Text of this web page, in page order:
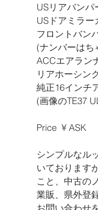
USリアバンパ
USドアミラー
フロントバン
(ナンバーはち
ACCエアラン
リアホーシン
純正16インチ
(画像のTE37
Price  ¥ ASK
シンプルなル
いております
こと、中古の
業販、県外登